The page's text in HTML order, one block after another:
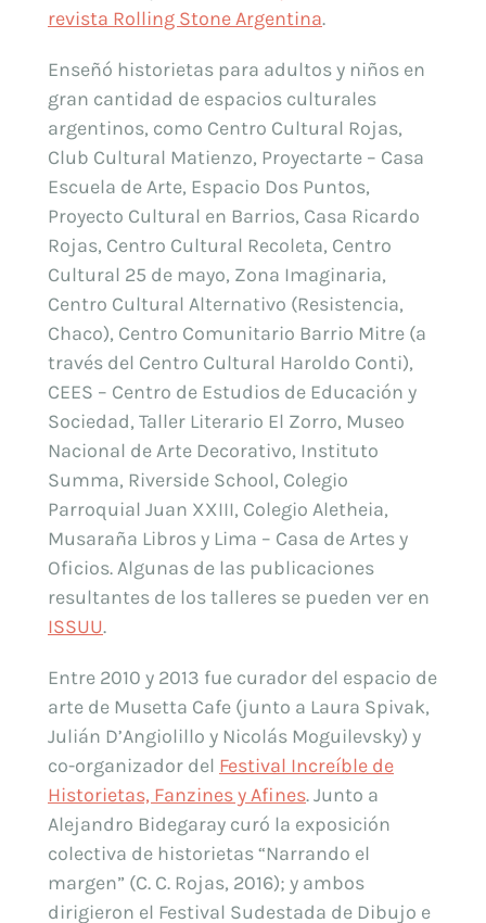
revista Rolling Stone Argentina.
Enseñó historietas para adultos y niños en
gran cantidad de espacios culturales
argentinos, como Centro Cultural Rojas,
Club Cultural Matienzo, Proyectarte – Casa
Escuela de Arte, Espacio Dos Puntos,
Proyecto Cultural en Barrios, Casa Ricardo
Rojas, Centro Cultural Recoleta, Centro
Cultural 25 de mayo, Zona Imaginaria,
Centro Cultural Alternativo (Resistencia,
Chaco), Centro Comunitario Barrio Mitre (a
través del Centro Cultural Haroldo Conti),
CEES – Centro de Estudios de Educación y
Sociedad, Taller Literario El Zorro, Museo
Nacional de Arte Decorativo, Instituto
Summa, Riverside School, Colegio
Parroquial Juan XXIII, Colegio Aletheia,
Musaraña Libros y Lima – Casa de Artes y
Oficios. Algunas de las publicaciones
resultantes de los talleres se pueden ver en
ISSUU.
Entre 2010 y 2013 fue curador del espacio de
arte de Musetta Cafe (junto a Laura Spivak,
Julián D’Angiolillo y Nicolás Moguilevsky) y
co-organizador del Festival Increíble de
Historietas, Fanzines y Afines. Junto a
Alejandro Bidegaray curó la exposición
colectiva de historietas “Narrando el
margen” (C. C. Rojas, 2016); y ambos
dirigieron el Festival Sudestada de Dibujo e